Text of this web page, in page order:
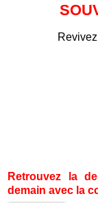
Retrouvez la
demain avec la